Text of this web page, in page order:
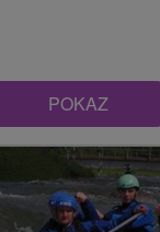
POKAZ